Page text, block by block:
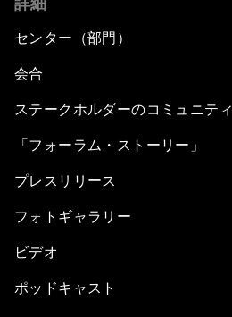
センター（部門）
会合
ステークホルダーのコミュニティ
「フォーラム・ストーリー」
プレスリリース
フォトギャラリー
ビデオ
ポッドキャスト